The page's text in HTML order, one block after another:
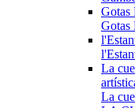
Gotas
Gotas
La
La